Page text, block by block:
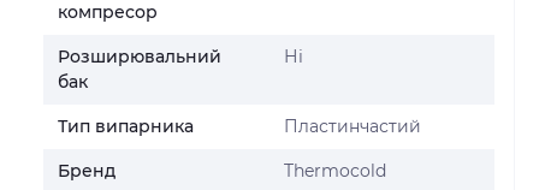
компресор
Розширювальний
бак
Ні
Тип випарника Пластинчастий
Бренд Thermocold